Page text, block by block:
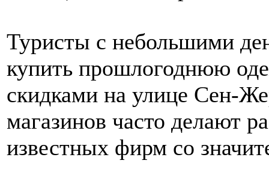
Туристы с небольшими
купить прошлогоднюю
скидками на улице Сен-
магазинов часто делают
известных фирм со